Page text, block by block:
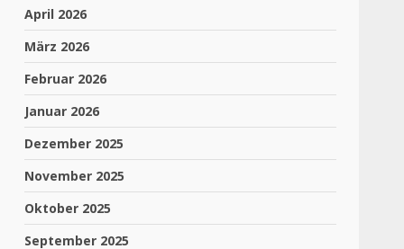
April 2026
März 2026
Februar 2026
Januar 2026
Dezember 2025
November 2025
Oktober 2025
September 2025